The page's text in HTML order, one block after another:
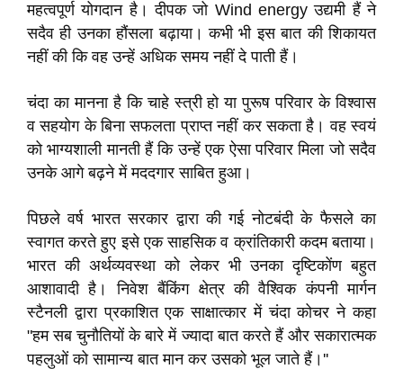
महत्वपूर्ण योगदान है। दीपक जो Wind energy उद्यमी हैं ने
सदैव ही उनका हौंसला बढ़ाया। कभी भी इस बात की शिकायत
नहीं की कि वह उन्हें अधिक समय नहीं दे पाती हैं।
चंदा का मानना है कि चाहे स्त्री हो या पुरूष परिवार के विश्वास
व सहयोग के बिना सफलता प्राप्त नहीं कर सकता है। वह स्वयं
को भाग्यशाली मानती हैं कि उन्हें एक ऐसा परिवार मिला जो सदैव
उनके आगे बढ़ने में मददगार साबित हुआ।
पिछले वर्ष भारत सरकार द्वारा की गई नोटबंदी के फैसले का
स्वागत करते हुए इसे एक साहसिक व क्रांतिकारी कदम बताया।
भारत की अर्थव्यवस्था को लेकर भी उनका दृष्टिकोंण बहुत
आशावादी है। निवेश बैंकिंग क्षेत्र की वैश्विक कंपनी मार्गन
स्टैनली द्वारा प्रकाशित एक साक्षात्कार में चंदा कोचर ने कहा
"हम सब चुनौतियों के बारे में ज्यादा बात करते हैं और सकारात्मक
पहलुओं को सामान्य बात मान कर उसको भूल जाते हैं।''